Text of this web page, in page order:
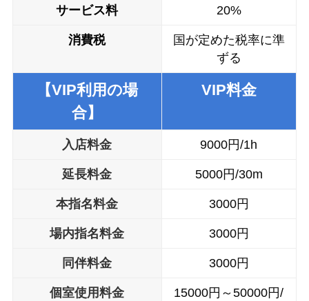
サービス料 20%
消費税
国が定めた税率に準
ずる
【VIP利用の場
合】
VIP料金
入店料金 9000円/1h
延長料金 5000円/30m
本指名料金 3000円
場内指名料金 3000円
同伴料金 3000円
個室使用料金
15000円～50000円/